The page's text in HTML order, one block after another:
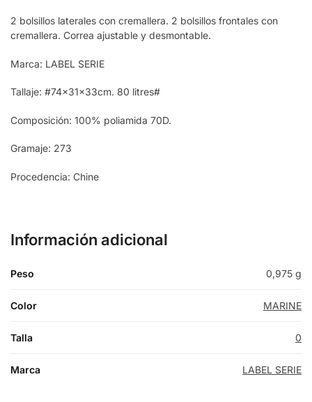
2 bolsillos laterales con cremallera. 2 bolsillos frontales con
cremallera. Correa ajustable y desmontable.
Marca: LABEL SERIE
Tallaje: #74x31x33cm. 80 litres#
Composición: 100% poliamida 70D.
Gramaje: 273
Procedencia: Chine
Información adicional
Peso 0,975 g
Color MARINE
Talla 0
Marca LABEL SERIE